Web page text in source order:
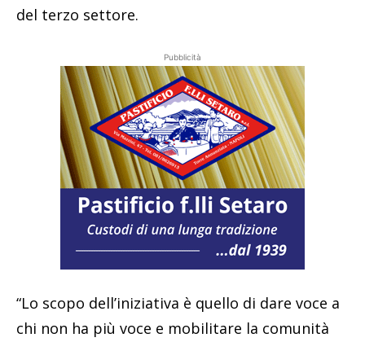
del terzo settore.
Pubblicità
“Lo scopo dell’iniziativa è quello di dare voce a
chi non ha più voce e mobilitare la comunità